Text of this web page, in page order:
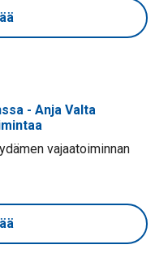
- Anja Valta
vajaatoiminnan